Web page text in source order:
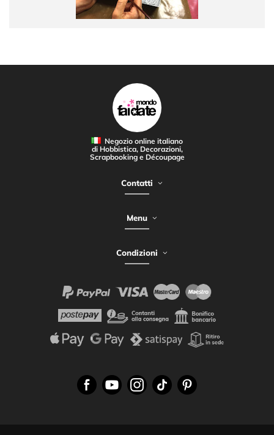
Negozio online italiano
di Hobbistica, Decorazioni,
Scrapbooking e Découpage
Contatti
Menu
Condizioni